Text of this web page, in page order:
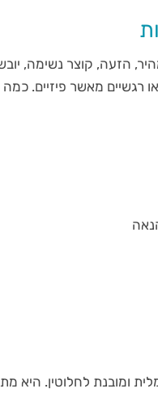
הזעה, קוצר נשימה,
רגשיים מאשר פיזיים.
ומובנת לחלוטין. היא